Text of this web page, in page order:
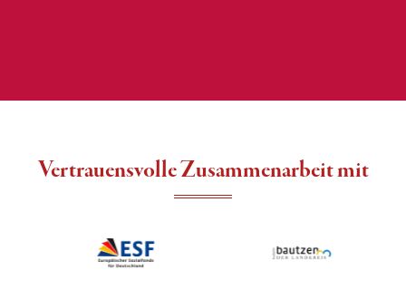
Vertrauensvolle Zusammenarbeit mit